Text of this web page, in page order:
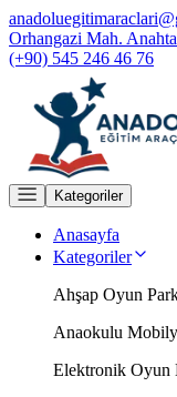
Orhangazi Mah.
(+90) 545 246 46 76
Kategoriler
Anasayfa
Kategoriler
Ahşap Oyun
Anaokulu
Elektronik Oyun